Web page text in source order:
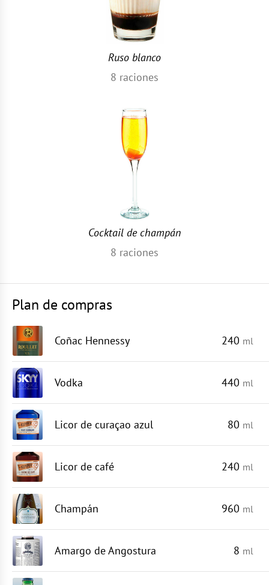
Ruso blanco
8 raciones
Cocktail de champán
8 raciones
Plan de compras
Coñac Hennessy 240 ml
Vodka 440 ml
Licor de curaçao azul 80 ml
Licor de café 240 ml
Champán 960 ml
Amargo de Angostura 8 ml